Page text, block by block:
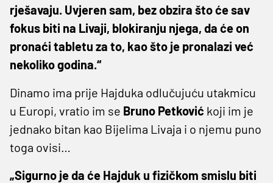
rješavaju. Uvjeren sam, bez obzira što će sav
fokus biti na Livaji, blokiranju njega, da će on
pronaći tabletu za to, kao što je pronalazi već
nekoliko godina.“
Dinamo ima prije Hajduka odlučujuću utakmicu
u Europi, vratio im se Bruno Petković koji im je
jednako bitan kao Bijelima Livaja i o njemu puno
toga ovisi…
„Sigurno je da će Hajduk u fizičkom smislu biti